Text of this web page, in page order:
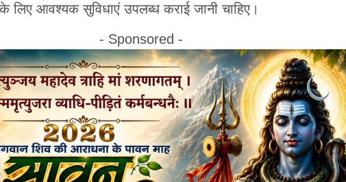
लिए आवश्यक सुविधाएं उपलब्ध कराई जानी चाहिए।
- Sponsored -